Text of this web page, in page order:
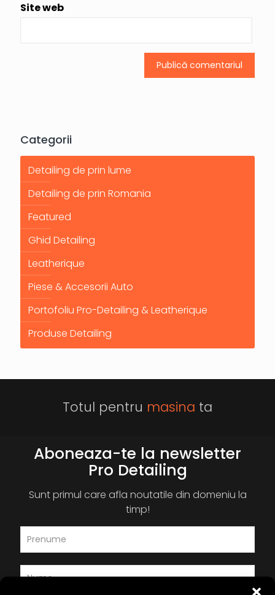
Site web
Categorii
Detailing de prin lume
Detailing de prin Romania
Featured
Ghid Detailing
Leatherique
Piese & Accesorii Auto
Portofoliu Pro-Detailing & Leatherique
Produse Detailing
Totul pentru masina ta
Aboneaza-te la newsletter
Pro Detailing
Sunt primul care afla noutatile din domeniu la
timp!